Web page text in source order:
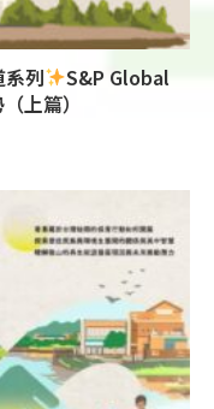
列
S&P Global
上篇）